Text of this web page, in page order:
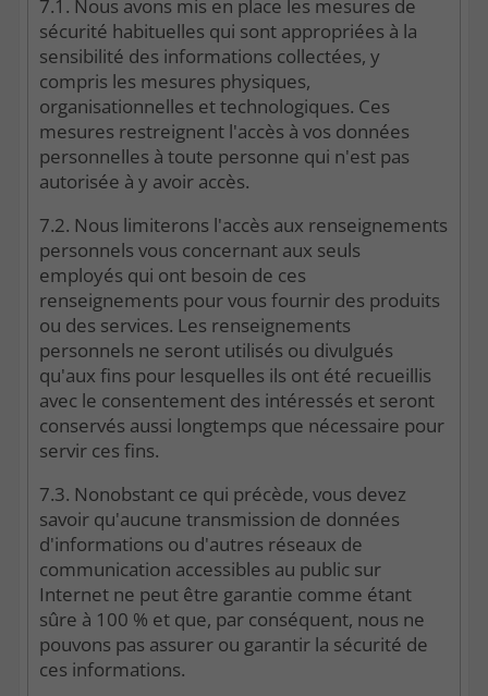
7.1. Nous avons mis en place les mesures de
sécurité habituelles qui sont appropriées à la
sensibilité des informations collectées, y
compris les mesures physiques,
organisationnelles et technologiques. Ces
mesures restreignent l'accès à vos données
personnelles à toute personne qui n'est pas
autorisée à y avoir accès.
7.2. Nous limiterons l'accès aux renseignements
personnels vous concernant aux seuls
employés qui ont besoin de ces
renseignements pour vous fournir des produits
ou des services. Les renseignements
personnels ne seront utilisés ou divulgués
qu'aux fins pour lesquelles ils ont été recueillis
avec le consentement des intéressés et seront
conservés aussi longtemps que nécessaire pour
servir ces fins.
7.3. Nonobstant ce qui précède, vous devez
savoir qu'aucune transmission de données
d'informations ou d'autres réseaux de
communication accessibles au public sur
Internet ne peut être garantie comme étant
sûre à 100 % et que, par conséquent, nous ne
pouvons pas assurer ou garantir la sécurité de
ces informations.